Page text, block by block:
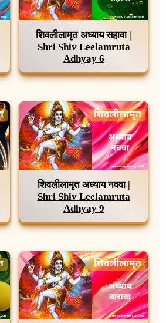
शिवलीलामृत अध्याय सहावा |
Shri Shiv Leelamruta
Adhyay 6
शिवलीलामृत अध्याय नववा |
Shri Shiv Leelamruta
Adhyay 9